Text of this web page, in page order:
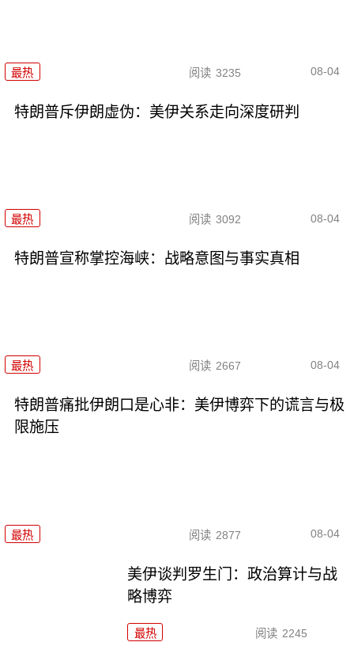
最热 阅读 3235 08-04
特朗普斥伊朗虚伪：美伊关系走向深度研判
最热 阅读 3092 08-04
特朗普宣称掌控海峡：战略意图与事实真相
最热 阅读 2667 08-04
特朗普痛批伊朗口是心非：美伊博弈下的谎言与极
限施压
最热 阅读 2877 08-04
美伊谈判罗生门：政治算计与战
略博弈
最热 阅读 2245